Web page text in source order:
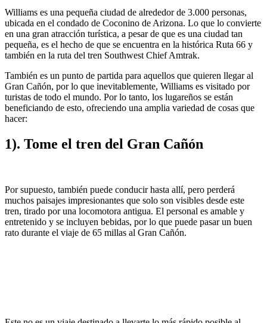
Williams es una pequeña ciudad de alrededor de 3.000 personas,
ubicada en el condado de Coconino de Arizona. Lo que lo convierte
en una gran atracción turística, a pesar de que es una ciudad tan
pequeña, es el hecho de que se encuentra en la histórica Ruta 66 y
también en la ruta del tren Southwest Chief Amtrak.
También es un punto de partida para aquellos que quieren llegar al
Gran Cañón, por lo que inevitablemente, Williams es visitado por
turistas de todo el mundo. Por lo tanto, los lugareños se están
beneficiando de esto, ofreciendo una amplia variedad de cosas que
hacer:
1). Tome el tren del Gran Cañón
Por supuesto, también puede conducir hasta allí, pero perderá
muchos paisajes impresionantes que solo son visibles desde este
tren, tirado por una locomotora antigua. El personal es amable y
entretenido y se incluyen bebidas, por lo que puede pasar un buen
rato durante el viaje de 65 millas al Gran Cañón.